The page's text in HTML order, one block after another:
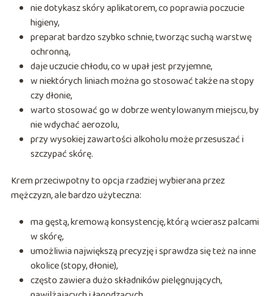
nie dotykasz skóry aplikatorem, co poprawia poczucie
higieny,
preparat bardzo szybko schnie, tworząc suchą warstwę
ochronną,
daje uczucie chłodu, co w upał jest przyjemne,
w niektórych liniach można go stosować także na stopy
czy dłonie,
warto stosować go w dobrze wentylowanym miejscu, by
nie wdychać aerozolu,
przy wysokiej zawartości alkoholu może przesuszać i
szczypać skórę.
Krem przeciwpotny to opcja rzadziej wybierana przez
mężczyzn, ale bardzo użyteczna:
ma gęstą, kremową konsystencję, którą wcierasz palcami
w skórę,
umożliwia największą precyzję i sprawdza się też na inne
okolice (stopy, dłonie),
często zawiera dużo składników pielęgnujących,